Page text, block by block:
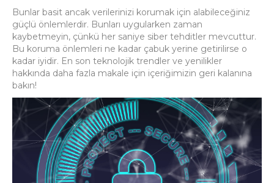
Bunlar basit ancak verilerinizi korumak için alabileceğiniz
güçlü önlemlerdir. Bunları uygularken zaman
kaybetmeyin, çünkü her saniye siber tehditler mevcuttur.
Bu koruma önlemleri ne kadar çabuk yerine getirilirse o
kadar iyidir. En son teknolojik trendler ve yenilikler
hakkında daha fazla makale için içeriğimizin geri kalanına
bakın!